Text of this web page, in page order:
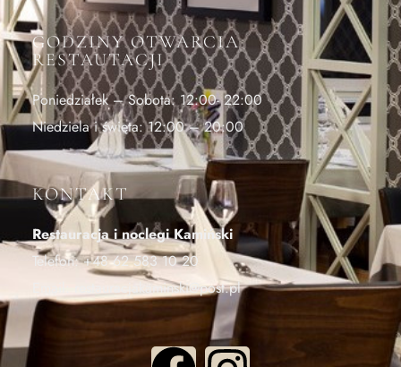
GODZINY OTWARCIA
RESTAUTACJI
Poniedziałek – Sobota: 12:00- 22:00
Niedziela i święta: 12:00 – 20:00
KONTAKT
Restauracja i noclegi Kamiński
Telefon:+48 62 583 10 20
restauracjakaminski@post.pl